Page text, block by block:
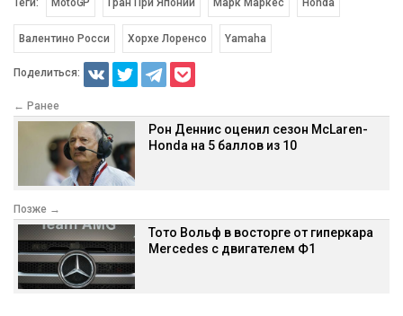
Валентино Росси Хорхе Лоренсо Yamaha
Поделиться:
← Ранее
Рон Деннис оценил сезон McLaren-
Honda на 5 баллов из 10
Позже →
Тото Вольф в восторге от гиперкара
Mercedes с двигателем Ф1